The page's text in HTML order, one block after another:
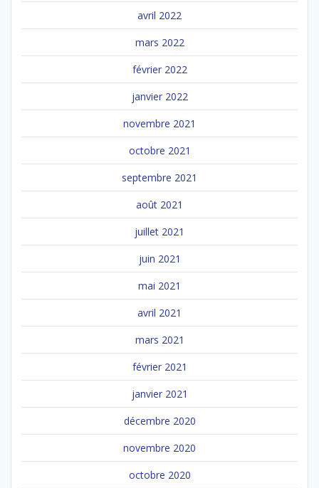
avril 2022
mars 2022
février 2022
janvier 2022
novembre 2021
octobre 2021
septembre 2021
août 2021
juillet 2021
juin 2021
mai 2021
avril 2021
mars 2021
février 2021
janvier 2021
décembre 2020
novembre 2020
octobre 2020